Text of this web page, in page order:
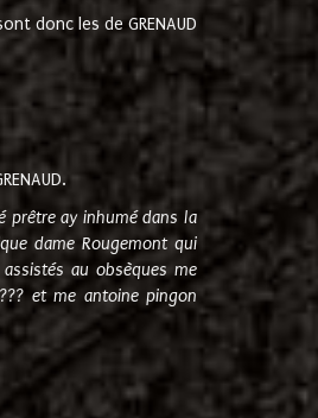
donc les de GRENAUD
prêtre ay inhumé dans la
dame Rougemont qui
au obsèques me
et me antoine pingon